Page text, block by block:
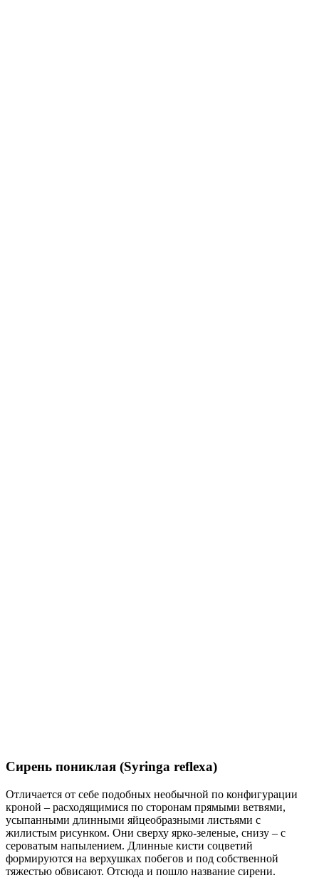
Сирень пониклая (Syringa reflexa)
Отличается от себе подобных необычной по конфигурации
кроной – расходящимися по сторонам прямыми ветвями,
усыпанными длинными яйцеобразными листьями с
жилистым рисунком. Они сверху ярко-зеленые, снизу – с
сероватым напылением. Длинные кисти соцветий
формируются на верхушках побегов и под собственной
тяжестью обвисают. Отсюда и пошло название сирени.